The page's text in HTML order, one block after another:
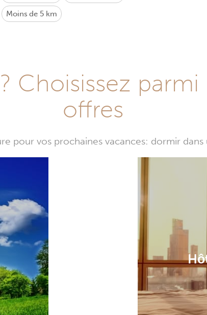
Moins de 5 km
Choisissez
offres
pour vos prochaines vacances: dormir